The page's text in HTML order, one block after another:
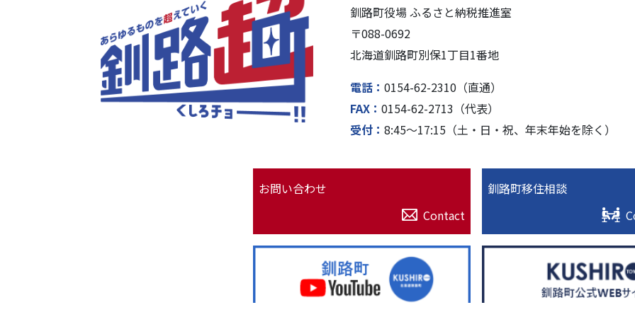
釧路町役場 ふるさと納税推進室
〒088-0692
北海道釧路町別保1丁⽬1番地
電話
0154-62-2310（直通）
FAX
0154-62-2713（代表）
受付
8:45〜17:15（⼟・⽇・祝、年末年始を除く）
お問い合わせ
Contact
釧路町移住相談